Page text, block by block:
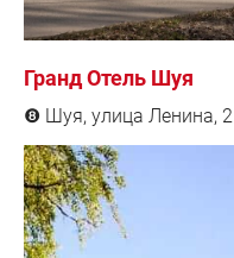
Гранд Отель Шуя
❽ Шуя, улица Ленина, 2